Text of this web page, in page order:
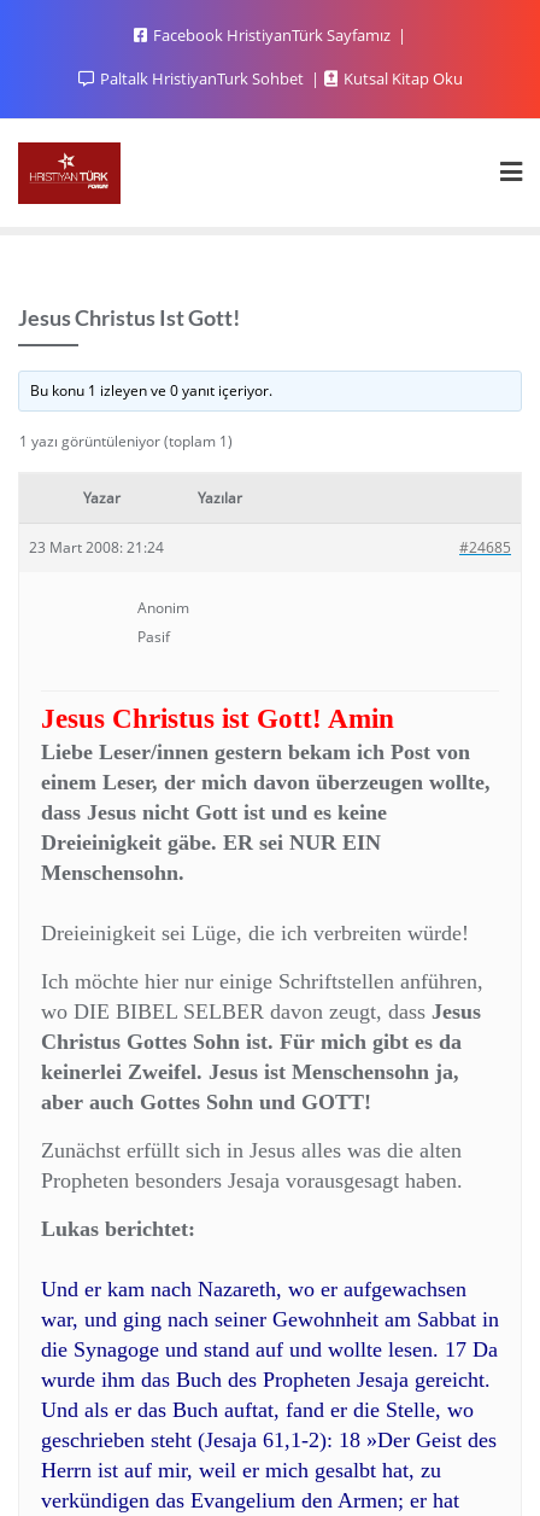
Facebook HristiyanTürk Sayfamız
Paltalk HristiyanTurk Sohbet
Kutsal Kitap Oku
Jesus Christus Ist Gott!
Bu konu 1 izleyen ve 0 yanıt içeriyor.
1 yazı görüntüleniyor (toplam 1)
Yazar Yazılar
23 Mart 2008: 21:24 #24685
Anonim
Pasif
Jesus Christus ist Gott! Amin
Liebe Leser/innen gestern bekam ich Post von
einem Leser, der mich davon überzeugen wollte,
dass Jesus nicht Gott ist und es keine
Dreieinigkeit gäbe. ER sei NUR EIN
Menschensohn.
Dreieinigkeit sei Lüge, die ich verbreiten würde!
Ich möchte hier nur einige Schriftstellen anführen,
wo DIE BIBEL SELBER davon zeugt, dass Jesus
Christus Gottes Sohn ist. Für mich gibt es da
keinerlei Zweifel. Jesus ist Menschensohn ja,
aber auch Gottes Sohn und GOTT!
Zunächst erfüllt sich in Jesus alles was die alten
Propheten besonders Jesaja vorausgesagt haben.
Lukas berichtet:
Und er kam nach Nazareth, wo er aufgewachsen
war, und ging nach seiner Gewohnheit am Sabbat in
die Synagoge und stand auf und wollte lesen. 17 Da
wurde ihm das Buch des Propheten Jesaja gereicht.
Und als er das Buch auftat, fand er die Stelle, wo
geschrieben steht (Jesaja 61,1-2): 18 »Der Geist des
Herrn ist auf mir, weil er mich gesalbt hat, zu
verkündigen das Evangelium den Armen; er hat